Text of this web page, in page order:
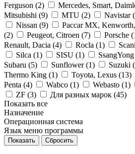
Ferguson (2) Mercedes, Smart,
Mitsubishi (9) MTU (2) Navistar (
Nissan (9) Paccar MX,
(2) Peugeot, Citroen (7) Porsche (
Renault, Dacia (4) Rocla (1)
Silca (1) SISU (1)
Subaru (5) Sunflower (1) Suzuki (
Thermo King (1) Toyota, Lexus (13)
Penta (4) Wabco (1) Webasto (1)
ZF (3) Для разных марок (45)
Показать все
Назначение
Операционная система
Язык меню программы
Сбросить